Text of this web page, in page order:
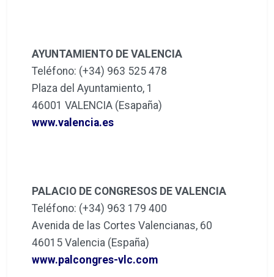
AYUNTAMIENTO DE VALENCIA
Teléfono: (+34) 963 525 478
Plaza del Ayuntamiento, 1
46001 VALENCIA (Esapaña)
www.valencia.es
PALACIO DE CONGRESOS DE VALENCIA
Teléfono: (+34) 963 179 400
Avenida de las Cortes Valencianas, 60
46015 Valencia (España)
www.palcongres-vlc.com